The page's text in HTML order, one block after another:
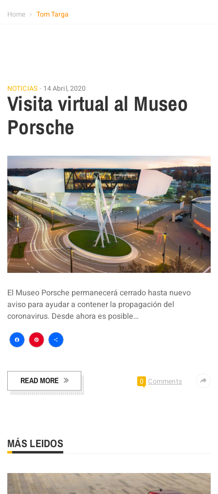
Home Tom Targa
NOTICIAS 14 Abril, 2020
Visita virtual al Museo
Porsche
El Museo Porsche permanecerá cerrado hasta nuevo
aviso para ayudar a contener la propagación del
coronavirus. Desde ahora es posible…
Facebook
Pinterest
Compartir
READ MORE 0 Comments
MÁS LEIDOS